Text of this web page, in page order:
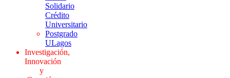
Solidario
Crédito
Universitario
Postgrado
ULagos
Investigación,
Innovación
y